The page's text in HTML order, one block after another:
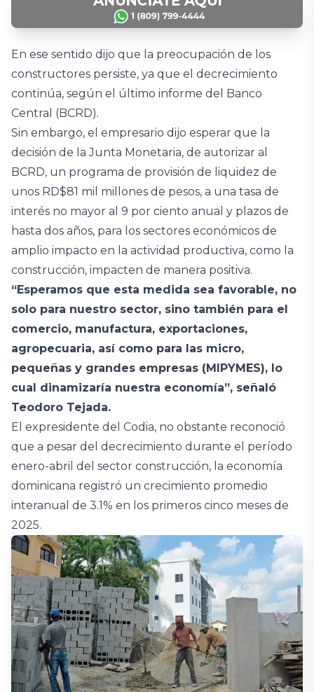
En ese sentido dijo que la preocupación de los
constructores persiste, ya que el decrecimiento
continúa, según el último informe del Banco
Central (BCRD).
Sin embargo, el empresario dijo esperar que la
decisión de la Junta Monetaria, de autorizar al
BCRD, un programa de provisión de liquidez de
unos RD$81 mil millones de pesos, a una tasa de
interés no mayor al 9 por ciento anual y plazos de
hasta dos años, para los sectores económicos de
amplio impacto en la actividad productiva, como la
construcción, impacten de manera positiva.
“Esperamos que esta medida sea favorable, no
solo para nuestro sector, sino también para el
comercio, manufactura, exportaciones,
agropecuaria, así como para las micro,
pequeñas y grandes empresas (MIPYMES), lo
cual dinamizaría nuestra economía”, señaló
Teodoro Tejada.
El expresidente del Codia, no obstante reconoció
que a pesar del decrecimiento durante el período
enero-abril del sector construcción, la economía
dominicana registró un crecimiento promedio
interanual de 3.1% en los primeros cinco meses de
2025.